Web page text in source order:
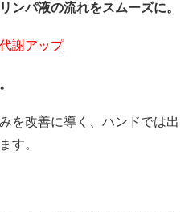
ンパ液の流れをスムーズに。
謝アップ
を改善に導く、ハンドでは出
す。